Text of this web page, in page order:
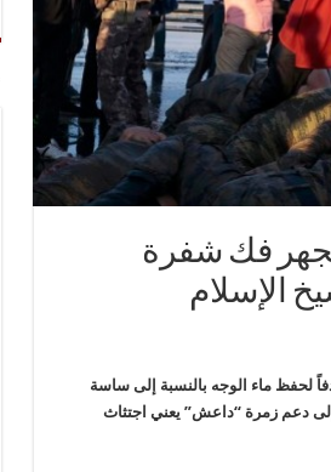
فك شفرة
الإسلام
لحفظ ماء الوجه بالنسبة إلى ساسة
إلى دعم زمرة “داعش” يعني اجتثاث